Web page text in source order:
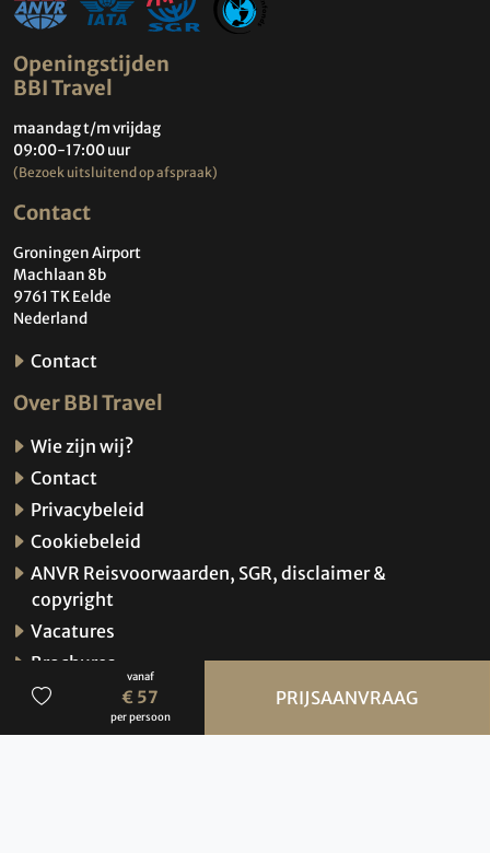
vanaf
€ 57
per persoon
PRIJSAANVRAAG
Openingstijden
BBI Travel
maandag t/m vrijdag
09:00-17:00 uur
(Bezoek uitsluitend op afspraak)
Contact
Groningen Airport
Machlaan 8b
9761 TK Eelde
Nederland
Contact
Over BBI Travel
Wie zijn wij?
Contact
Privacybeleid
Cookiebeleid
ANVR Reisvoorwaarden, SGR, disclaimer &
copyright
Vacatures
Brochures
Verzekeringen
Hoe werkt de website?